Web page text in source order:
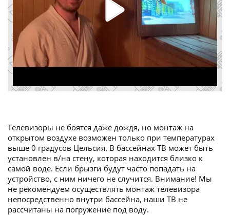
Телевизоры не боятся даже дождя, но монтаж на
открытом воздухе возможен только при температурах
выше 0 градусов Цельсия. В бассейнах ТВ может быть
установлен в/на стену, которая находится близко к
самой воде. Если брызги будут часто попадать на
устройство, с ним ничего не случится. Внимание! Мы
не рекомендуем осуществлять монтаж телевизора
непосредственно внутри бассейна, наши ТВ не
рассчитаны на погружение под воду.